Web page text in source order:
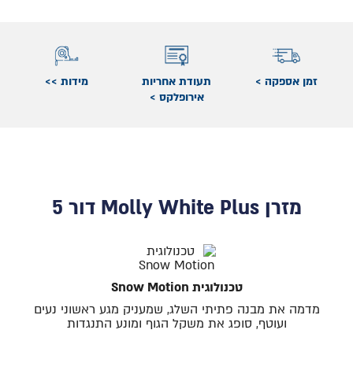
זמן אספקה >
תעודת אחריות
אירופלקס >
מידות >>
מזרן Molly White Plus דור 5
טכנולוגית Snow Motion
מדמה את מבנה פתיתי השלג, שמעניק מגע ראשוני נעים
ועוטף, סופג את משקל הגוף ומונע התנגדות